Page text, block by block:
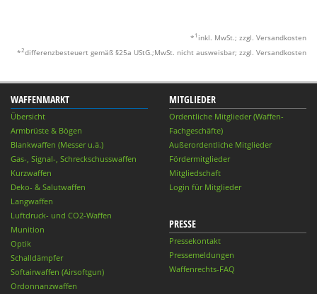
* 1 inkl. MwSt.; zzgl. Versandkosten
*2differenzbesteuert gemäß §25a UStG.;MwSt. nicht ausweisbar; zzgl. Versandkosten
WAFFENMARKT
Übersicht
Armbrüste & Bögen
Blankwaffen (Messer u.ä.)
Gas-, Signal-, Schreckschusswaffen
Kurzwaffen
Deko- & Salutwaffen
Langwaffen
Luftdruck- und CO2-Waffen
Munition
Optik
Schalldämpfer
Softairwaffen (Airsoftgun)
Ordonnanzwaffen
MITGLIEDER
Ordentliche Mitglieder (Waffen-
Fachgeschäfte)
Außerordentliche Mitglieder
Fördermitglieder
Mitgliedschaft
Login für Mitglieder
PRESSE
Pressekontakt
Pressemeldungen
Waffenrechts-FAQ